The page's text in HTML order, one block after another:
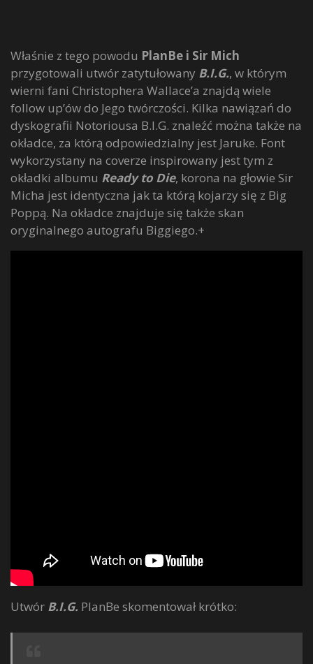
Właśnie z tego powodu PlanBe i Sir Mich
przygotowali utwór zatytułowany B.I.G., w którym
wierni fani Christophera Wallace’a znajdą wiele
follow up’ów do Jego twórczości. Kilka nawiązań do
dyskografii Notoriousa B.I.G. znaleźć można także na
okładce, za którą odpowiedzialny jest Jaruke. Font
wykorzystany na coverze inspirowany jest tym z
okładki albumu Ready to Die, korona na głowie Sir
Micha jest identyczna jak ta którą kojarzy się z Big
Poppą. Na okładce znajduje się także skan
oryginalnego autografu Biggiego.+
Utwór B.I.G. PlanBe skomentował krótko: